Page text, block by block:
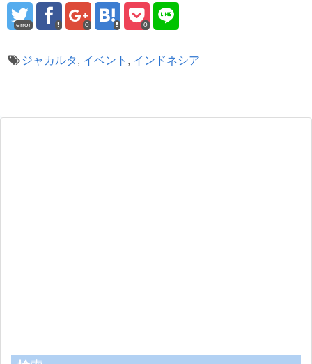
error 0 0
ジャカルタ, イベント , インドネシア